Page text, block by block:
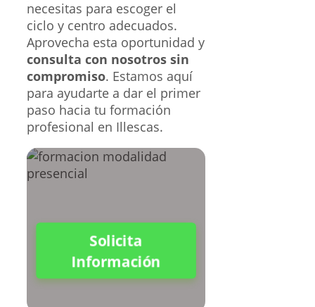
necesitas para escoger el
ciclo y centro adecuados.
Aprovecha esta oportunidad y
consulta con nosotros sin
compromiso. Estamos aquí
para ayudarte a dar el primer
paso hacia tu formación
profesional en Illescas.
Solicita
Información